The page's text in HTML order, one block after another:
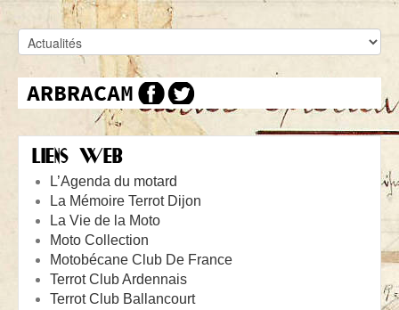
LIENS WEB
L’Agenda du motard
La Mémoire Terrot Dijon
La Vie de la Moto
Moto Collection
Motobécane Club De France
Terrot Club Ardennais
Terrot Club Ballancourt